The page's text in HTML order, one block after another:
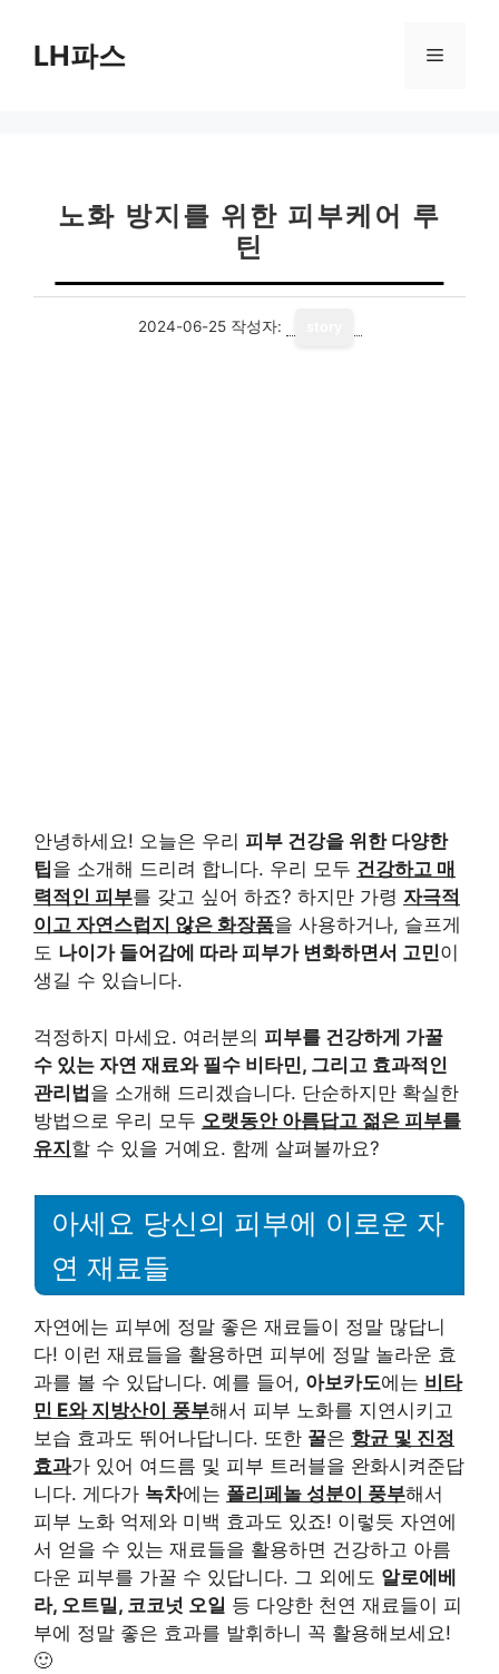
LH파스 메
노화 방지를 위한 피부케어 루
틴
2024-06-25 작성자:
안녕하세요! 오늘은 우리 피부 건강을 위한 다양한
팁을 소개해 드리려 합니다. 우리 모두 건강하고 매
력적인 피부를 갖고 싶어 하죠? 하지만 가령 자극적
이고 자연스럽지 않은 화장품을 사용하거나, 슬프게
도 나이가 들어감에 따라 피부가 변화하면서 고민이
생길 수 있습니다.
걱정하지 마세요. 여러분의 피부를 건강하게 가꿀
수 있는 자연 재료와 필수 비타민, 그리고 효과적인
관리법을 소개해 드리겠습니다. 단순하지만 확실한
방법으로 우리 모두 오랫동안 아름답고 젊은 피부를
유지할 수 있을 거예요. 함께 살펴볼까요?
아세요 당신의 피부에 이로운 자
연 재료들
자연에는 피부에 정말 좋은 재료들이 정말 많답니
다! 이런 재료들을 활용하면 피부에 정말 놀라운 효
과를 볼 수 있답니다. 예를 들어, 아보카도에는 비타
민 E와 지방산이 풍부해서 피부 노화를 지연시키고
보습 효과도 뛰어나답니다. 또한 꿀은 항균 및 진정
효과가 있어 여드름 및 피부 트러블을 완화시켜준답
니다. 게다가 녹차에는 폴리페놀 성분이 풍부해서
피부 노화 억제와 미백 효과도 있죠! 이렇듯 자연에
서 얻을 수 있는 재료들을 활용하면 건강하고 아름
다운 피부를 가꿀 수 있답니다. 그 외에도 알로에베
라, 오트밀, 코코넛 오일 등 다양한 천연 재료들이 피
부에 정말 좋은 효과를 발휘하니 꼭 활용해보세요!
🙂